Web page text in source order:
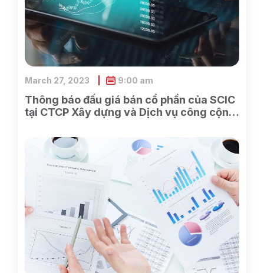
Thông báo đấu giá bán cổ phần của SCIC
tại CTCP Xây dựng và Dịch vụ công cộng
March 27, 2023 9:00 am